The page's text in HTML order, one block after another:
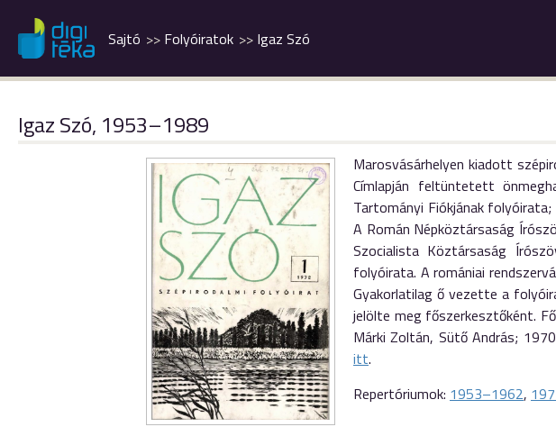
Igaz Szó
Folyóiratok
Sajtó
Igaz Szó, 1953–1989
Marosvásárhelyen kiadott
Címlapján feltüntetett
Tartományi Fiókjának
A Román Népköztársaság
Szocialista Köztársaság
folyóirata. A romániai
Gyakorlatilag ő vezette a
jelölte meg főszerkesztőként.
Márki Zoltán, Sütő András;
itt.
Repertóriumok: 1953–1962,